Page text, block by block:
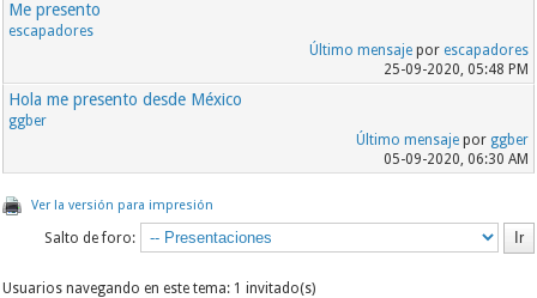
Me presento
escapadores
Último mensajepor escapadores
25-09-2020, 05:48 PM
Hola me presento desde México
ggber
Último mensajepor ggber
05-09-2020, 06:30 AM
Ver la versión para impresión
Salto de foro:
Usuarios navegando en este tema: 1 invitado(s)